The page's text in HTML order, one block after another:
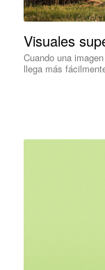
Visuales
Cuando una
llega más